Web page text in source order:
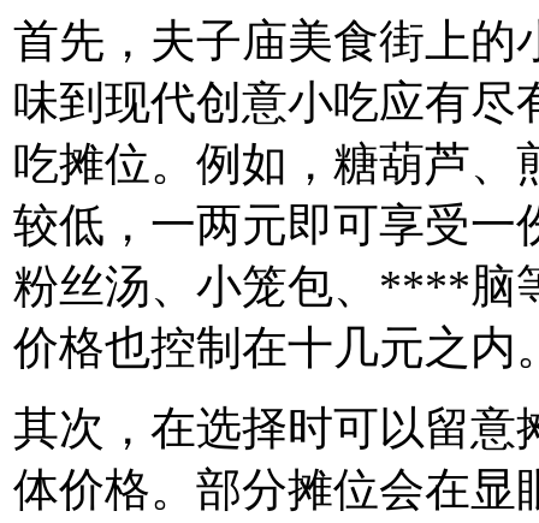
首先，夫子庙美食街上的
味到现代创意小吃应有尽
吃摊位。例如，糖葫芦、
较低，一两元即可享受
粉丝汤、小笼包、****脑
价格也控制在十几元之内
其次，在选择时可以留意
体价格。部分摊位会在显